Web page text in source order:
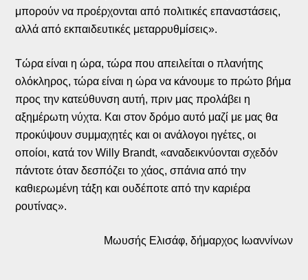
μπορούν να προέρχονται από πολιτικές επαναστάσεις,
αλλά από εκπαιδευτικές μεταρρυθμίσεις».
Τώρα είναι η ώρα, τώρα που απειλείται ο πλανήτης
ολόκληρος, τώρα είναι η ώρα να κάνουμε το πρώτο βήμα
προς την κατεύθυνση αυτή, πριν μας προλάβει η
αξημέρωτη νύχτα. Και στον δρόμο αυτό μαζί με μας θα
προκύψουν συμμαχητές και οι ανάλογοι ηγέτες, οι
οποίοι, κατά τον Willy Brandt, «αναδεικνύονται σχεδόν
πάντοτε όταν δεσπόζει το χάος, σπάνια από την
καθιερωμένη τάξη και ουδέποτε από την καριέρα
ρουτίνας».
Μωυσής Ελισάφ, δήμαρχος Ιωαννίνων